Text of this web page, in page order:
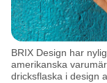
BRIX Design har
amerikanska
dricksflaska i design